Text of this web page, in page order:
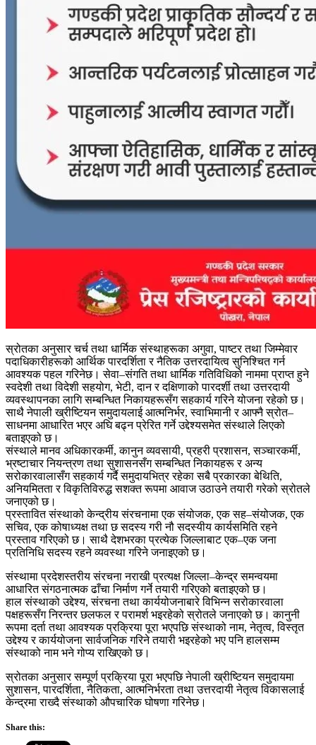
स्रोतका अनुसार चर्च तथा धार्मिक संस्थाहरूका अगुवा, पाष्टर तथा जिम्मेवार
पदाधिकारीहरूको आर्थिक पारदर्शिता र नैतिक उत्तरदायित्व सुनिश्चित गर्न
आवश्यक पहल गरिनेछ। सेवा–संगति तथा धार्मिक गतिविधिको नाममा प्राप्त हुने
स्वदेशी तथा विदेशी सहयोग, भेटी, दान र दक्षिणाको पारदर्शी तथा उत्तरदायी
व्यवस्थापनका लागि सम्बन्धित निकायहरूसँग सहकार्य गरिने योजना रहेको छ।
साथै नेपाली ख्रीष्टियन समुदायलाई आत्मनिर्भर, स्वाभिमानी र आफ्नै स्रोत–
साधनमा आधारित भएर अघि बढ्न प्रेरित गर्ने उद्देश्यसमेत संस्थाले लिएको
बताइएको छ।
संस्थाले मानव अधिकारकर्मी, कानुन व्यवसायी, प्रहरी प्रशासन, सञ्चारकर्मी,
भ्रष्टाचार नियन्त्रण तथा सुशासनसँग सम्बन्धित निकायहरू र अन्य
सरोकारवालासँग सहकार्य गर्दै समुदायभित्र रहेका सबै प्रकारका बेथिति,
अनियमितता र विकृतिविरुद्ध सशक्त रूपमा आवाज उठाउने तयारी गरेको स्रोतले
जनाएको छ।
प्रस्तावित संस्थाको केन्द्रीय संरचनामा एक संयोजक, एक सह–संयोजक, एक
सचिव, एक कोषाध्यक्ष तथा छ सदस्य गरी नौ सदस्यीय कार्यसमिति रहने
प्रस्ताव गरिएको छ। साथै देशभरका प्रत्येक जिल्लाबाट एक–एक जना
प्रतिनिधि सदस्य रहने व्यवस्था गरिने जनाइएको छ।
संस्थामा प्रदेशस्तरीय संरचना नराखी प्रत्यक्ष जिल्ला–केन्द्र समन्वयमा
आधारित संगठनात्मक ढाँचा निर्माण गर्ने तयारी गरिएको बताइएको छ।
हाल संस्थाको उद्देश्य, संरचना तथा कार्ययोजनाबारे विभिन्न सरोकारवाला
पक्षहरूसँग निरन्तर छलफल र परामर्श भइरहेको स्रोतले जनाएको छ। कानुनी
रूपमा दर्ता तथा आवश्यक प्रक्रिया पूरा भएपछि संस्थाको नाम, नेतृत्व, विस्तृत
उद्देश्य र कार्ययोजना सार्वजनिक गरिने तयारी भइरहेको भए पनि हालसम्म
संस्थाको नाम भने गोप्य राखिएको छ।
स्रोतका अनुसार सम्पूर्ण प्रक्रिया पूरा भएपछि नेपाली ख्रीष्टियन समुदायमा
सुशासन, पारदर्शिता, नैतिकता, आत्मनिर्भरता तथा उत्तरदायी नेतृत्व विकासलाई
केन्द्रमा राख्दै संस्थाको औपचारिक घोषणा गरिनेछ।
Share this: